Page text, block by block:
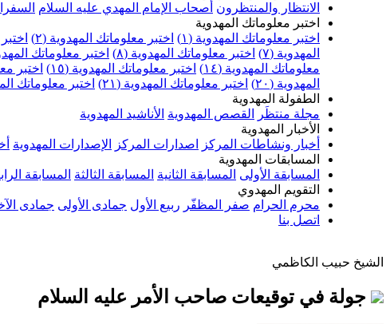
الانتظار والمنتظرون أصحاب الإمام المهدي عليه السلام
اختبر معلوماتك المهدوية
اختبر معلوماتك المهدوية (١)
اختبر معلوماتك المهدوية (٢)
المهدوية (٧)
اختبر معلوماتك المهدوية (٨) اختبر معلوماتك
معلوماتك المهدوية (١٤)
اختبر معلوماتك المهدوية (١٥) اختبر
المهدوية (٢٠)
اختبر معلوماتك المهدوية (٢١) اختبر معلوماتك
الطفولة المهدوية
مجلة منتظَر
القصص المهدوية الأناشيد المهدوية
الأخبار المهدوية
أخبار ونشاطات المركز
اصدارات المركز الإصدارات المهدوية
المسابقات المهدوية
المسابقة الأولى المسابقة الثانية المسابقة الثالثة المسابقة
التقويم المهدوي
محرم الحرام صفر المظفّر ربيع الأول جمادى الأولى جمادى
اتصل بنا
الشيخ حبيب الكاظمي
جولة في توقيعات صاحب الأمر عليه السلام